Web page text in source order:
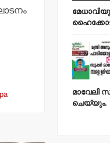
മാവേലി
ചെയ്യും.